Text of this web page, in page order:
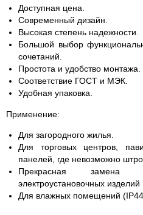
Доступная цена.
Современный дизайн.
Высокая степень надежности.
Большой выбор
сочетаний.
Простота и удобство монтажа.
Соответствие ГОСТ и МЭК.
Удобная упаковка.
Применение:
Для загородного жилья.
Для торговых центров,
панелей, где невозможно
Прекрасная
электроустановочных
Для влажных помещений